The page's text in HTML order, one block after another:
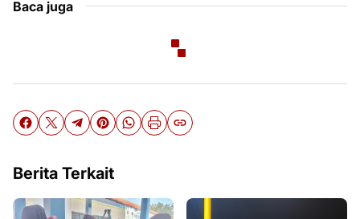
Baca juga
Berita Terkait